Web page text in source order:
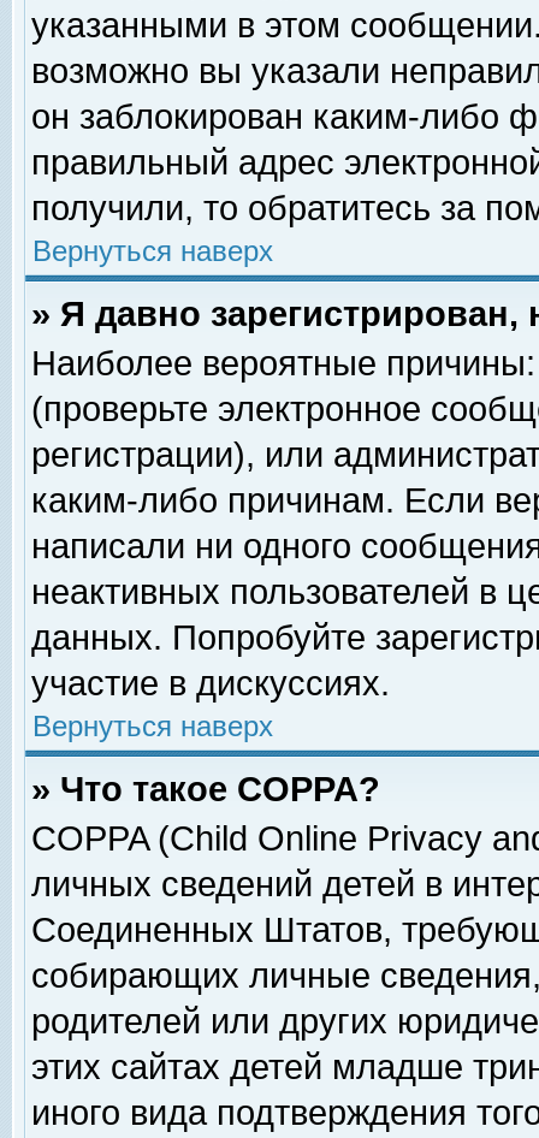
указанными в этом
возможно вы указали
он заблокирован каким-либо
правильный адрес
получили, то обратитесь за
Вернуться наверх
» Я давно
Наиболее вероятные
(проверьте электронное
регистрации), или
каким-либо причинам. Если
написали ни одного
неактивных пользователей в
данных. Попробуйте
участие в дискуссиях.
Вернуться наверх
» Что такое COPPA?
COPPA (Child Online Privacy
личных сведений детей в
Соединенных Штатов,
собирающих личные
родителей или других
этих сайтах детей младше
иного вида подтверждения